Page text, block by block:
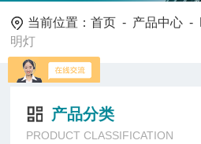
当前位置：首页 - 产品中心 -
明灯
产品分类
PRODUCT CLASSIFICATION